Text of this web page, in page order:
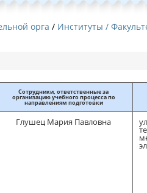
орга Институты /
Сотрудники, ответственные за
организацию учебного процесса по
направлениям подготовки
Глушец Мария Павловна